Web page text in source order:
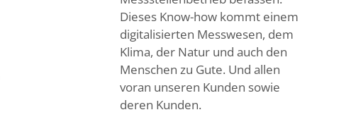
Dieses Know-how kommt einem
digitalisierten Messwesen, dem
Klima, der Natur und auch den
Menschen zu Gute. Und allen
voran unseren Kunden sowie
deren Kunden.